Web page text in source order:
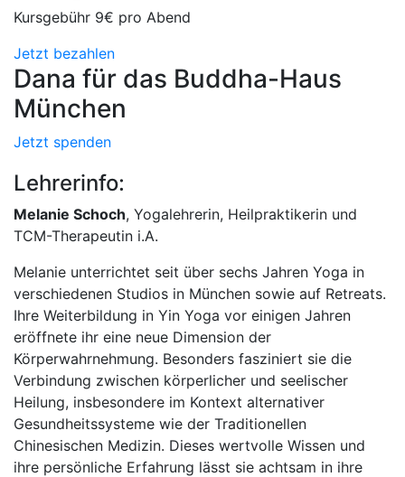
Kursgebühr 9€ pro Abend
Jetzt bezahlen
Dana für das Buddha-Haus
München
Jetzt spenden
Lehrerinfo:
Melanie Schoch, Yogalehrerin, Heilpraktikerin und
TCM-Therapeutin i.A.
Melanie unterrichtet seit über sechs Jahren Yoga in
verschiedenen Studios in München sowie auf Retreats.
Ihre Weiterbildung in Yin Yoga vor einigen Jahren
eröffnete ihr eine neue Dimension der
Körperwahrnehmung. Besonders fasziniert sie die
Verbindung zwischen körperlicher und seelischer
Heilung, insbesondere im Kontext alternativer
Gesundheitssysteme wie der Traditionellen
Chinesischen Medizin. Dieses wertvolle Wissen und
ihre persönliche Erfahrung lässt sie achtsam in ihre